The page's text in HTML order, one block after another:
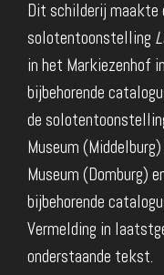
Dit schilderij maakte
solotentoonstelling
in het Markiezenhof
bijbehorende
de
Museum
Museum (Domburg)
bijbehorende
Vermelding in
onderstaande tekst.